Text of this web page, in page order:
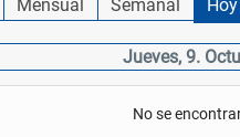
Mensual Semanal Hoy
Jueves, 9.
No se